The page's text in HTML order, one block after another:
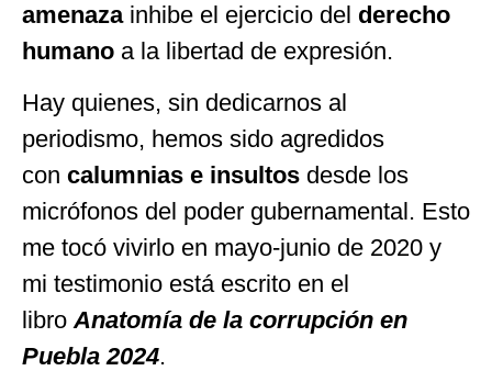
amenazainhibe el ejercicio del derecho
humano a la libertad de expresión.
Hay quienes, sin dedicarnos al
periodismo, hemos sido agredidos
con calumnias e insultos desde los
micrófonos del poder gubernamental. Esto
me tocó vivirlo en mayo-junio de 2020 y
mi testimonio está escrito en el
libro Anatomía de la corrupción en
Puebla 2024.